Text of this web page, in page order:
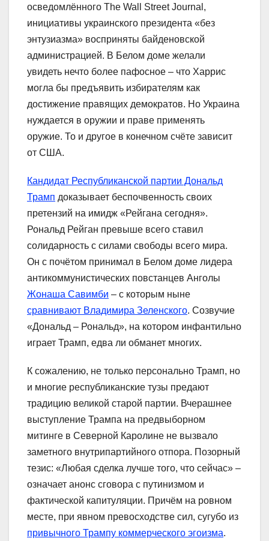
осведомлённого The Wall Street Journal,
инициативы украинского президента «без
энтузиазма» восприняты байденовской
администрацией. В Белом доме желали
увидеть нечто более пафосное – что Харрис
могла бы предъявить избирателям как
достижение правящих демократов. Но Украина
нуждается в оружии и праве применять
оружие. То и другое в конечном счёте зависит
от США.
Кандидат Республиканской партии Дональд
Трамп доказывает беспочвенность своих
претензий на имидж «Рейгана сегодня».
Рональд Рейган превыше всего ставил
солидарность с силами свободы всего мира.
Он с почётом принимал в Белом доме лидера
антикоммунистических повстанцев Анголы
Жонаша Савимби – с которым ныне
сравнивают Владимира Зеленского. Созвучие
«Дональд – Рональд», на котором инфантильно
играет Трамп, едва ли обманет многих.
К сожалению, не только персонально Трамп, но
и многие республиканские тузы предают
традицию великой старой партии. Вчерашнее
выступление Трампа на предвыборном
митинге в Северной Каролине не вызвало
заметного внутрипартийного отпора. Позорный
тезис: «Любая сделка лучше того, что сейчас» –
означает анонс сговора с путинизмом и
фактической капитуляции. Причём на ровном
месте, при явном превосходстве сил, сугубо из
привычного Трампу коммерческого эгоизма.